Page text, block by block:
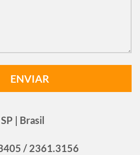
| Brasil
/ 2361.3156